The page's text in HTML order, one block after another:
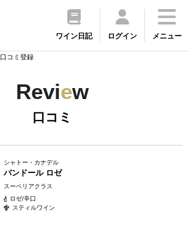
ワイン日記 ログイン メニュー
口コミ登録
Review
口コミ
シャトー・カナデル
バンドール ロゼ
スーペリアクラス
ロゼ/辛口
スティルワイン